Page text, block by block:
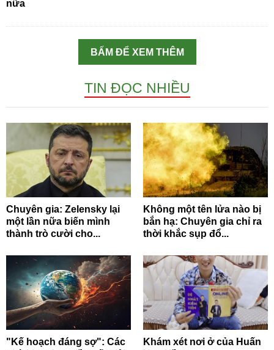
nữa
BẤM ĐỂ XEM THÊM
TIN ĐỌC NHIỀU
Chuyên gia: Zelensky lại
một lần nữa biến mình
thành trò cười cho...
Không một tên lửa nào bị
bắn hạ: Chuyên gia chỉ ra
thời khắc sụp đổ...
"Kế hoạch đáng sợ": Các
Khám xét nơi ở của Huấn